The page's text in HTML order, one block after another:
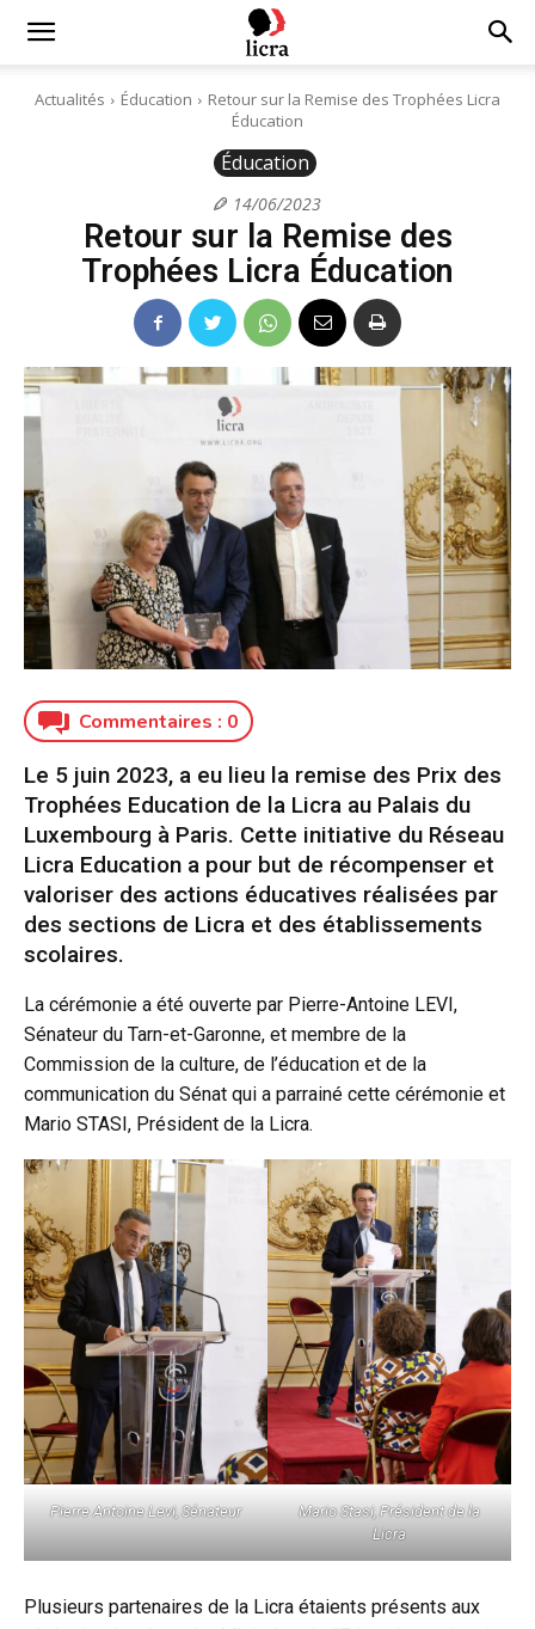
Licra
1927
Actualités Éducation
Retour sur la Remise des Trophées Licra
Éducation
Éducation
14/06/2023
Retour sur la Remise des
Trophées Licra Éducation
Commentaires : 0
Le 5 juin 2023, a eu lieu la remise des Prix des
Trophées Education de la Licra au Palais du
Luxembourg à Paris. Cette initiative du Réseau
Licra Education a pour but de récompenser et
valoriser des actions éducatives réalisées par
des sections de Licra et des établissements
scolaires.
La cérémonie a été ouverte par Pierre-Antoine LEVI,
Sénateur du Tarn-et-Garonne, et membre de la
Commission de la culture, de l’éducation et de la
communication du Sénat qui a parrainé cette cérémonie et
Mario STASI, Président de la Licra.
Pierre Antoine Levi, Sénateur
Mario Stasi, Président de la
Licra
Plusieurs partenaires de la Licra étaients présents aux